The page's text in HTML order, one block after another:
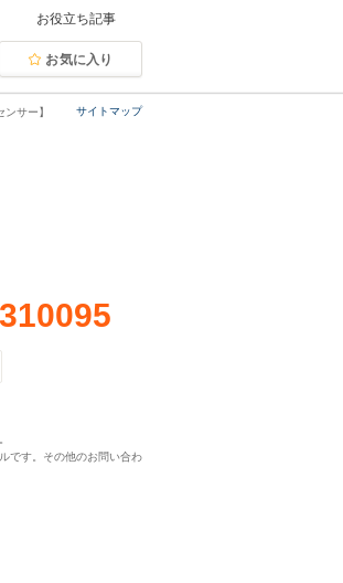
お役立ち記事
お気に入り
サイトマップ
サー】
です。その他のお問い合わ